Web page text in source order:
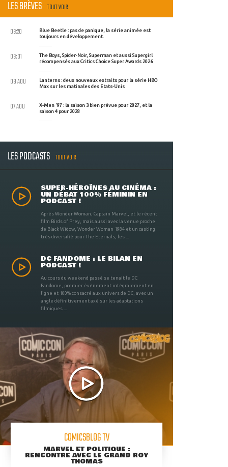
LES BRÈVES TOUT VOIR
Blue Beetle : pas de panique, la série animée est
toujours en développement.
09:20
The Boys, Spider-Noir, Superman et aussi Supergirl
récompensés aux Critics Choice Super Awards 2026
09:01
Lanterns : deux nouveaux extraits pour la série HBO
Max sur les matinales des Etats-Unis
08 AOU
X-Men '97 : la saison 3 bien prévue pour 2027, et la
saison 4 pour 2028
07 AOU
LES PODCASTS TOUT VOIR
SUPER-HÉROÏNES AU CINÉMA :
UN DÉBAT 100% FÉMININ EN
PODCAST !
Après Wonder Woman, Captain Marvel, et le récent
film Birds of Prey, mais aussi avec la venue proche
de Black Widow, Wonder Woman 1984 et un casting
très diversifié pour The Eternals, les ...
DC FANDOME : LE BILAN EN
PODCAST !
Au cours du weekend passé se tenait le DC
Fandome, premier évènement intégralement en
ligne et 100% consacré aux univers de DC, avec un
angle définitivement axé sur les adaptations
filmiques ...
COMICSBLOG TV
MARVEL ET POLITIQUE :
RENCONTRE AVEC LE GRAND ROY
THOMAS